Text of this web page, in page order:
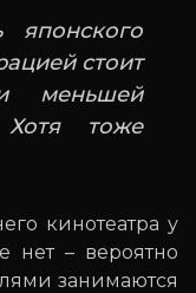
японского
стоит
меньшей
тоже
кинотеатра у
нет – вероятно
занимаются